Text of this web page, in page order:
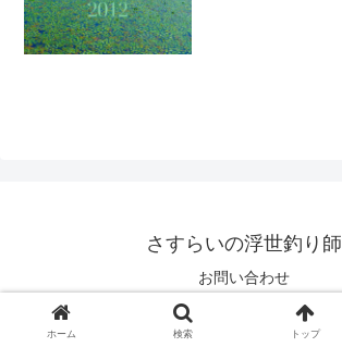
さすらいの浮世釣り師
お問い合わせ
© 2006 さすらいの浮世釣り師.
ホーム 検索 トップ